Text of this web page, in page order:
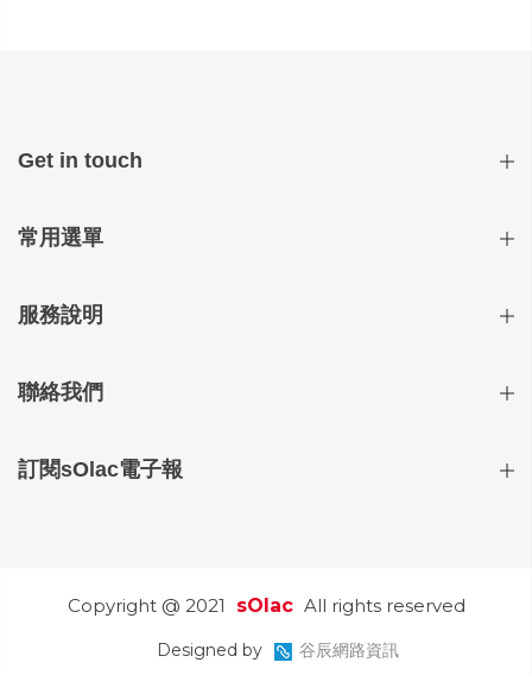
Get in touch
常用選單
服務說明
聯絡我們
訂閱sOlac電子報
Copyright @ 2021 sOlac All rights reserved
Designed by 谷辰網路資訊